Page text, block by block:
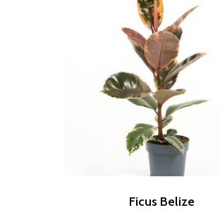
Ficus Belize